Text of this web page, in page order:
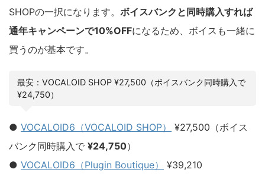
SHOPの一択になります。 ボイスバンクと同時購入すれば
通年キャンペーンで10%OFFになるため、ボイスも一緒に
買うのが基本です。
最安：VOCALOID SHOP ¥27,500（ボイスバンク同時購入で
¥24,750）
● VOCALOID6（VOCALOID SHOP）
¥27,500（ボイス
バンク同時購入で ¥24,750）
● VOCALOID6（Plugin Boutique） ¥39,210